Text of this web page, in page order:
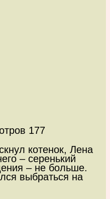
177
котенок, Лена
– серенький
– не больше.
выбраться на